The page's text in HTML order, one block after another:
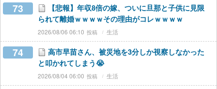
73
【悲報】年収8倍の嫁、ついに旦那と子供に見限
られて離婚ｗｗｗｗその理由がコレｗｗｗｗ
2026/08/06 06:10 生活
74
高市早苗さん、被災地を3分しか視察しなかった
と叩かれてしまう😭
2026/08/04 06:00 生活